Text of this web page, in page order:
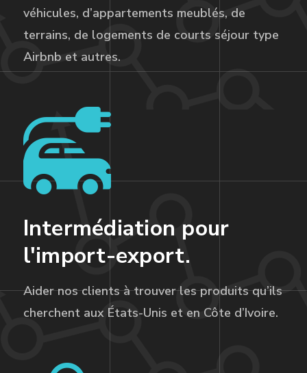
véhicules, d’appartements meublés, de
terrains, de logements de courts séjour type
Airbnb et autres.
Intermédiation pour
l'import-export.
Aider nos clients à trouver les produits qu’ils
cherchent aux États-Unis et en Côte d’Ivoire.